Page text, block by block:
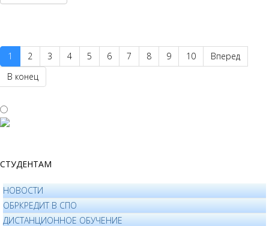
1 2 3 4 5 6 7 8 9 10
Вперед
В конец
СТУДЕНТАМ
НОВОСТИ
ОБРКРЕДИТ В СПО
ДИСТАНЦИОННОЕ ОБУЧЕНИЕ